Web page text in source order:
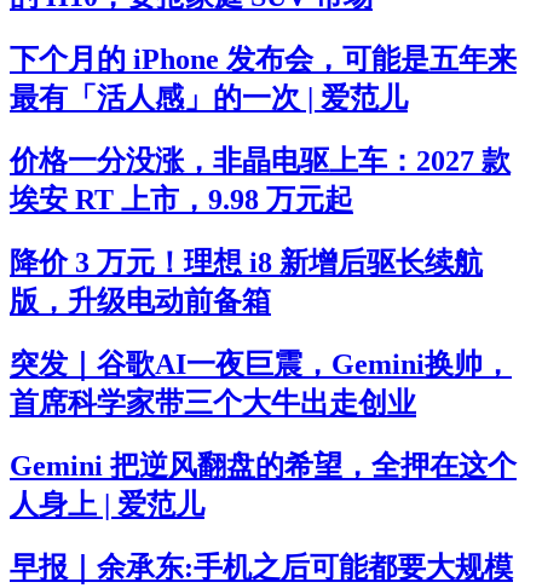
下个月的 iPhone 发布会，可能是五年来
最有「活人感」的一次 | 爱范儿
价格一分没涨，非晶电驱上车：2027 款
埃安 RT 上市，9.98 万元起
降价 3 万元！理想 i8 新增后驱长续航
版，升级电动前备箱
突发｜谷歌AI一夜巨震，Gemini换帅，
首席科学家带三个大牛出走创业
Gemini 把逆风翻盘的希望，全押在这个
人身上 | 爱范儿
早报｜余承东:手机之后可能都要大规模